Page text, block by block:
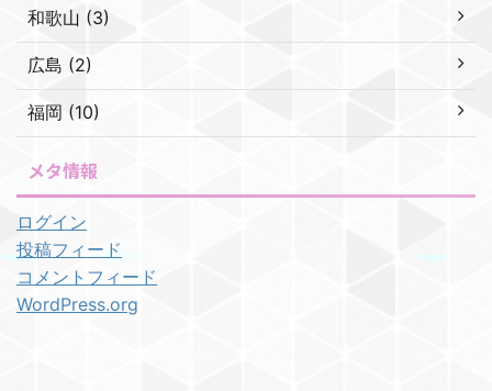
和歌山 (3)
広島 (2)
福岡 (10)
メタ情報
ログイン
投稿フィード
コメントフィード
WordPress.org